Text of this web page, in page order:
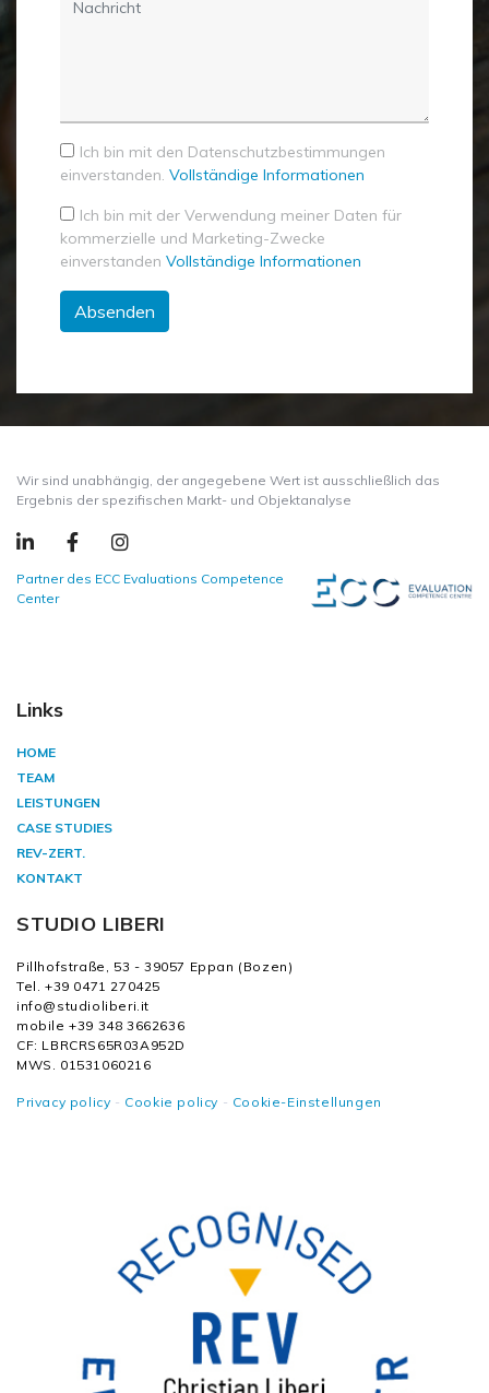
Ich bin mit den Datenschutzbestimmungen
einverstanden. Vollständige Informationen
Ich bin mit der Verwendung meiner Daten für
kommerzielle und Marketing-Zwecke
einverstanden Vollständige Informationen
Wir sind unabhängig, der angegebene Wert ist ausschließlich das
Ergebnis der spezifischen Markt- und Objektanalyse
Partner des ECC Evaluations Competence
Center
Links
HOME
TEAM
LEISTUNGEN
CASE STUDIES
REV-ZERT.
KONTAKT
STUDIO LIBERI
Pillhofstraße, 53 - 39057 Eppan (Bozen)
Tel. +39 0471 270425
info@studioliberi.it
mobile +39 348 3662636
CF: LBRCRS65R03A952D
MWS. 01531060216
Privacy policy - Cookie policy - Cookie-Einstellungen